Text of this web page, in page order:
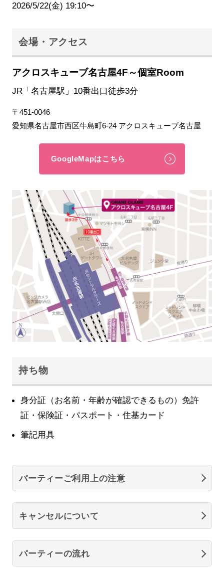
2026/5/22(金) 19:10〜
会場・アクセス
アクロスキューブ名古屋4F～個室Room
JR「名古屋駅」10番出口徒歩3分
〒451-0046
愛知県名古屋市西区牛島町6-24 アクロスキューブ名古屋
GoogleMapはこちら
持ち物
身分証（お名前・年齢が確認できるもの）免許
証・保険証・パスポート・住基カード
筆記用具
パーティーご利用上の注意
キャンセルについて
パーティーの流れ